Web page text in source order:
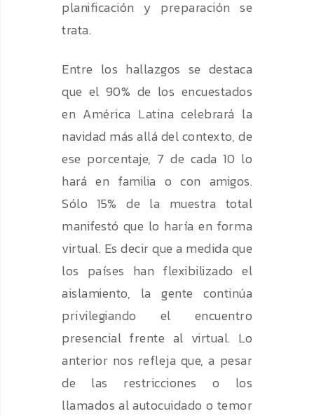
planificación y preparación se
trata.
Entre los hallazgos se destaca
que el 90% de los encuestados
en América Latina celebrará la
navidad más allá del contexto, de
ese porcentaje, 7 de cada 10 lo
hará en familia o con amigos.
Sólo 15% de la muestra total
manifestó que lo haría en forma
virtual. Es decir que a medida que
los países han flexibilizado el
aislamiento, la gente continúa
privilegiando el encuentro
presencial frente al virtual. Lo
anterior nos refleja que, a pesar
de las restricciones o los
llamados al autocuidado o temor